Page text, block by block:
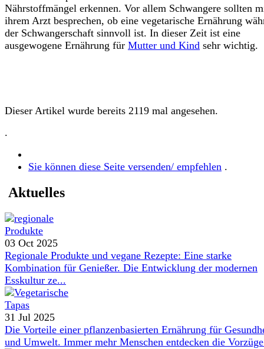
Nährstoffmängel erkennen. Vor allem Schwangere sollten
ihrem Arzt besprechen, ob eine vegetarische Ernährung
der Schwangerschaft sinnvoll ist. In dieser Zeit ist eine
ausgewogene Ernährung für Mutter und Kind sehr wichtig.
Dieser Artikel wurde bereits 2119 mal angesehen.
.
Sie können diese Seite versenden/ empfehlen .
Aktuelles
03 Oct 2025
Regionale Produkte und vegane Rezepte: Eine starke
Kombination für Genießer. Die Entwicklung der modernen
Esskultur ze...
31 Jul 2025
Die Vorteile einer pflanzenbasierten Ernährung für
und Umwelt. Immer mehr Menschen entdecken die